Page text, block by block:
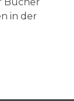
in der